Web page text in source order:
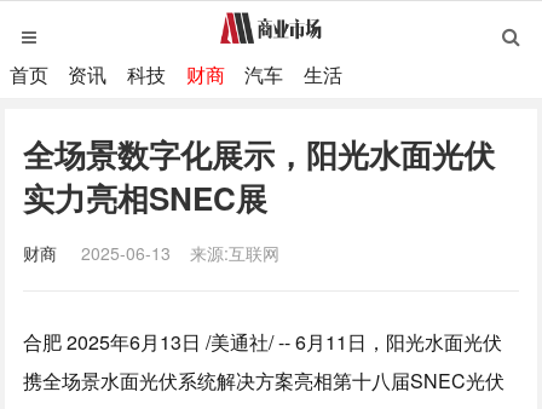
首页 资讯 科技 财商 汽车 生活
全场景数字化展示，阳光水面光伏
实力亮相SNEC展
财商 2025-06-13 来源:互联网
合肥 2025年6月13日 /美通社/ -- 6月11日，阳光水面光伏
携全场景水面光伏系统解决方案亮相第十八届SNEC光伏